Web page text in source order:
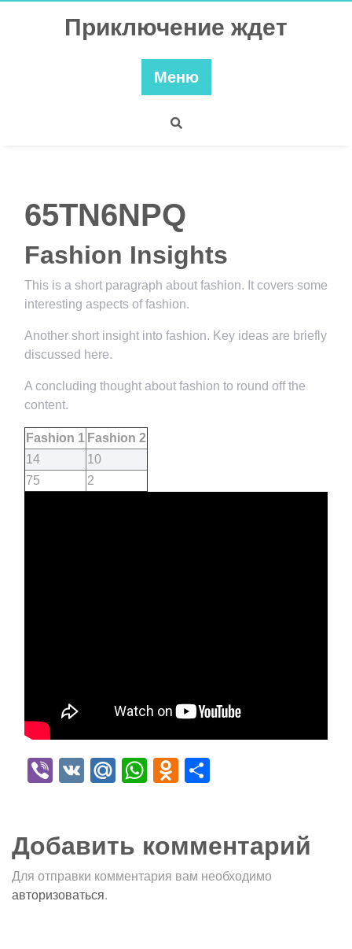
Приключение ждет
Меню
65TN6NPQ
Fashion Insights
This is a short paragraph about fashion. It covers some
interesting aspects of fashion.
Another short insight into fashion. Key ideas are briefly
discussed here.
A concluding thought about fashion to round off the
content.
Fashion 1 Fashion 2
14
10
75
2
Viber
VK Mail.Ru
WhatsApp
Odnoklassniki
Добавить комментарий
Для отправки комментария вам необходимо
авторизоваться.